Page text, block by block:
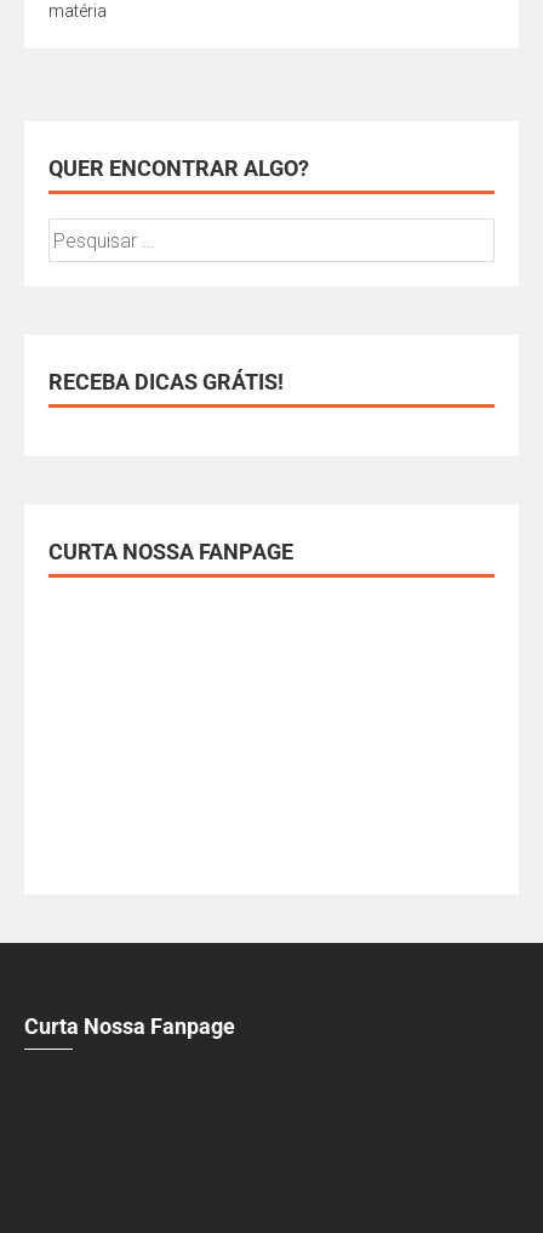
matéria
QUER ENCONTRAR ALGO?
RECEBA DICAS GRÁTIS!
CURTA NOSSA FANPAGE
Curta Nossa Fanpage